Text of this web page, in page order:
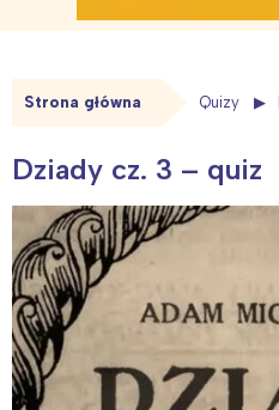
Strona główna Quizy
Dziady cz. 3 – quiz